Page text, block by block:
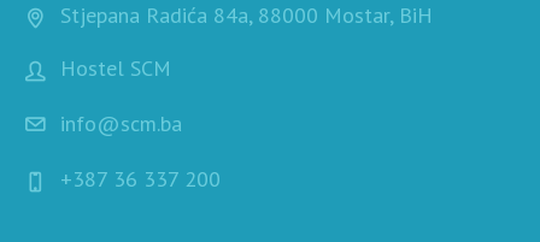
Stjepana Radića 84a, 88000 Mostar, BiH
Hostel SCM
info@scm.ba
+387 36 337 200